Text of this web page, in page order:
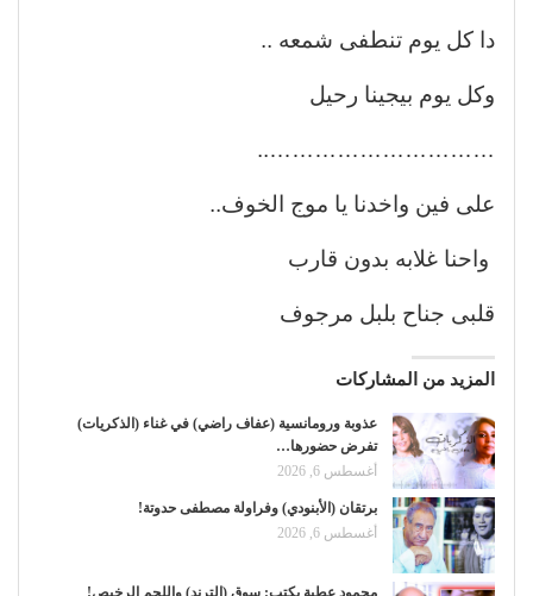
دا كل يوم تنطفى شمعه ..
وكل يوم بيجينا رحيل
…………………………..
على فين واخدنا يا موج الخوف..
واحنا غلابه بدون قارب
قلبى جناح بلبل مرجوف
المزيد من المشاركات
عذوبة ورومانسية (عفاف راضي) في غناء (الذكريات)
تفرض حضورها…
أغسطس 6, 2026
برتقان (الأبنودي) وفراولة مصطفى حدوتة!
أغسطس 6, 2026
محمود عطية يكتب: سوق (الترند) واللحم الرخيص!